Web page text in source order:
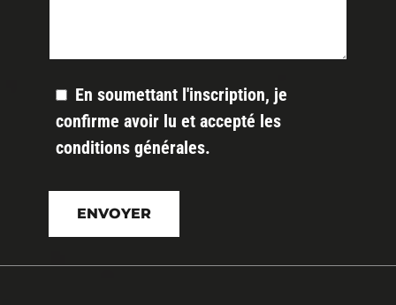
En soumettant l'inscription, je
confirme avoir lu et accepté les
conditions générales.
Veuillez
laisser
ce
champ